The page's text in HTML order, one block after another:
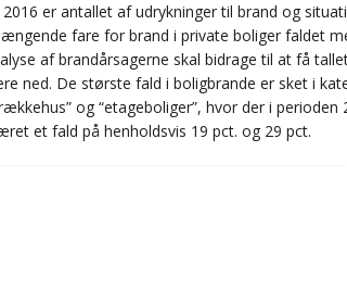
kræver at beskyttelseskøretøjer bliver lovpligtige ved
2016 er antallet af udrykninger til brand og
fare for brand i private boliger faldet
af brandårsagerne skal bidrage til at få
ned. De største fald i boligbrande er sket i
og “etageboliger”, hvor der i perioden
et fald på henholdsvis 19 pct. og 29 pct.